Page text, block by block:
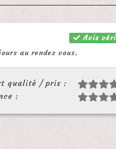
Avis
au rendez vous.
qualité / prix :
: